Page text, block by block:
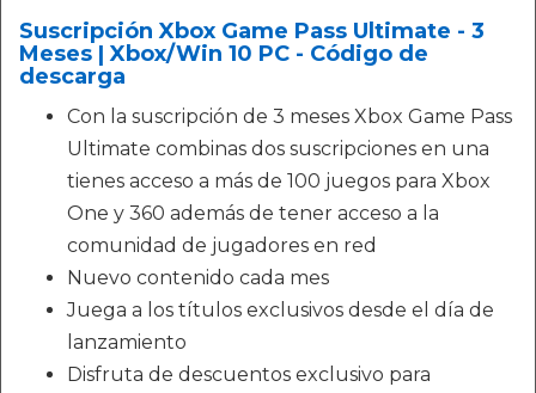
Suscripción Xbox Game Pass Ultimate - 3
Meses | Xbox/Win 10 PC - Código de
descarga
Con la suscripción de 3 meses Xbox Game Pass
Ultimate combinas dos suscripciones en una
tienes acceso a más de 100 juegos para Xbox
One y 360 además de tener acceso a la
comunidad de jugadores en red
Nuevo contenido cada mes
Juega a los títulos exclusivos desde el día de
lanzamiento
Disfruta de descuentos exclusivo para